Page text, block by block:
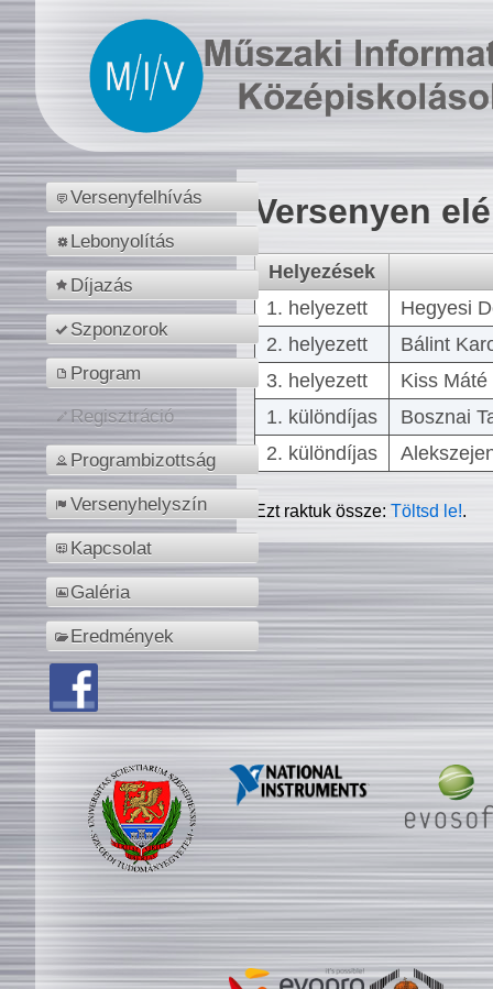
Versenyfelhívás
Lebonyolítás
Díjazás
Szponzorok
Program
Regisztráció
Programbizottság
Versenyhelyszín
Kapcsolat
Galéria
Eredmények
Versenyen
Helyezések
1. helyezett
Hegyesi
2. helyezett
Bálint
3. helyezett
Kiss
1. különdíjas
Bosznai
2. különdíjas
Ezt raktuk össze:Töltsd le!.